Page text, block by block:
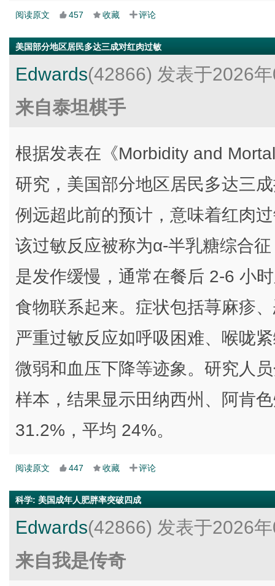
阅读原文 457 收藏 评论
美国部分地区居民多达三成对红肉过敏
Edwards(42866) 发表于2026
来自泰坦棋手
根据发表在《Morbidity and
研究，美国部分地区居民多达三
例远超此前的预计，意味着红肉
该过敏反应被称为α-半乳糖综合
是发作缓慢，通常在餐后 2-6 小
食物联系起来。症状包括荨麻疹
严重过敏反应如呼吸困难、喉咙
微弱和血压下降等迹象。研究人
样本，结果显示田纳西州、阿肯
31.2%，平均 24%。
阅读原文 447 收藏 评论
科学: 美国成年人肥胖率突破四成
Edwards(42866) 发表于2026
来自我是传奇